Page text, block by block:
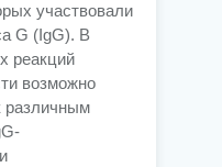
участвовали
G (IgG). В
реакций
возможно
различным